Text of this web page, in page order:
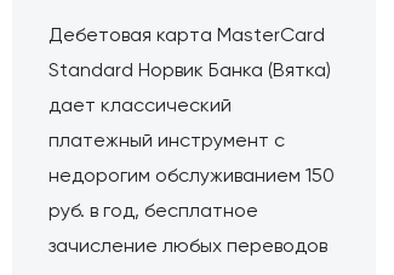
Дебетовая карта MasterCard
Standard Норвик Банка (Вятка)
дает классический
платежный инструмент с
недорогим обслуживанием 150
руб. в год, бесплатное
зачисление любых переводов